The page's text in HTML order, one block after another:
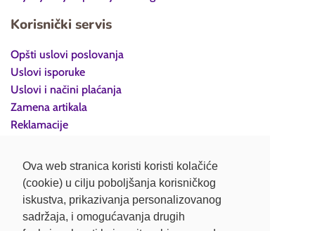
Ova web stranica koristi koristi kolačiće
(cookie) u cilju poboljšanja korisničkog
iskustva, prikazivanja personalizovanog
sadržaja, i omogućavanja drugih
Korisnički servis
Opšti uslovi poslovanja
Uslovi isporuke
Uslovi i načini plaćanja
Zamena artikala
Reklamacije
Politika privatnosti
Kontakt
Retail Fashion d.o.o. Beograd